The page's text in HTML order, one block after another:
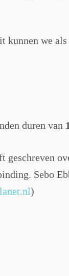
we
duren van
geschreven
Sebo
)